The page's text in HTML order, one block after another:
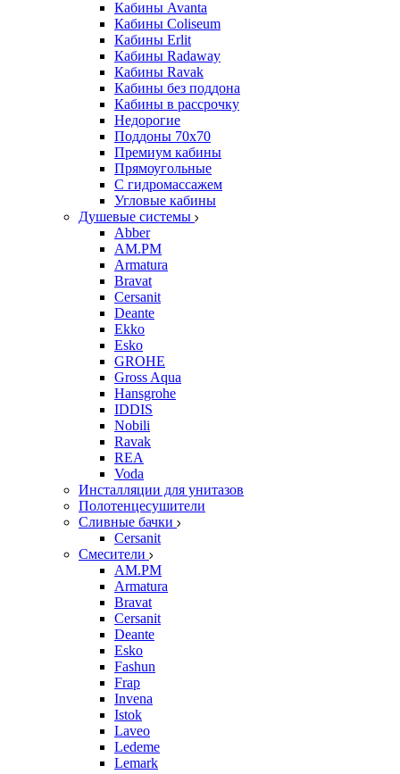
Кабины Avanta
Кабины Coliseum
Кабины Erlit
Кабины Radaway
Кабины Ravak
Кабины без поддона
Кабины в рассрочку
Недорогие
Поддоны 70x70
Премиум кабины
Прямоугольные
С гидромассажем
Угловые кабины
Душевые системы
Abber
AM.PM
Armatura
Bravat
Cersanit
Deante
Ekko
Esko
GROHE
Gross Aqua
Hansgrohe
IDDIS
Nobili
Ravak
REA
Voda
Инсталляции для унитазов
Полотенцесушители
Сливные бачки
Cersanit
Смесители
AM.PM
Armatura
Bravat
Cersanit
Deante
Esko
Fashun
Frap
Invena
Istok
Laveo
Ledeme
Lemark